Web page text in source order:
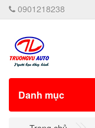
0901218238
Danh mục